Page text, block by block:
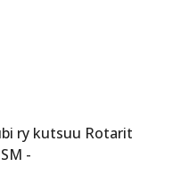
ry kutsuu Rotarit
-